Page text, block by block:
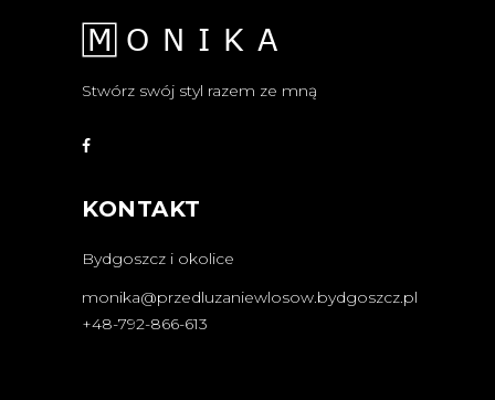
Stwórz swój styl razem ze mną
KONTAKT
Bydgoszcz i okolice
monika@przedluzaniewlosow.bydgoszcz.pl
+48-792-866-613